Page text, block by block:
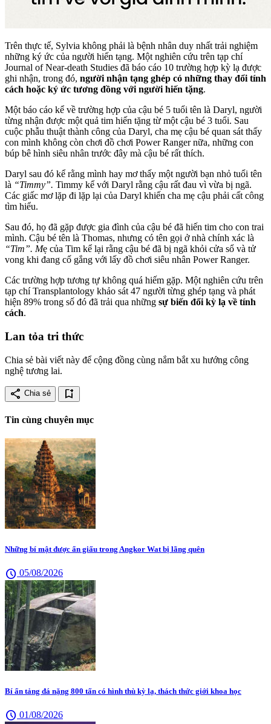
Trên thực tế, Sylvia không phải là bệnh nhân duy nhất trải nghiệm
những ký ức của người hiến tạng. Một nghiên cứu trên tạp chí
Journal of Near-death Studies đã báo cáo 10 trường hợp kỳ lạ được
ghi nhận, trong đó, người nhận tạng ghép có những thay đổi tính
cách hoặc ký ức tương đồng với người hiến tặng.
Một báo cáo kể về trường hợp của cậu bé 5 tuổi tên là Daryl, người
từng nhận được một quả tim hiến tặng từ một cậu bé 3 tuổi. Sau
cuộc phẫu thuật thành công của Daryl, cha mẹ cậu bé quan sát thấy
con mình không còn chơi đồ chơi Power Ranger nữa, những con
búp bê hình siêu nhân trước đây mà cậu bé rất thích.
Daryl sau đó kể rằng mình hay mơ thấy một người bạn nhỏ tuổi tên
là “Timmy”. Timmy kể với Daryl rằng cậu rất đau vì vừa bị ngã.
Các giấc mơ lặp đi lặp lại của Daryl khiến cha mẹ cậu phải cất công
tìm hiểu.
Sau đó, họ đã gặp được gia đình của cậu bé đã hiến tim cho con trai
mình. Cậu bé tên là Thomas, nhưng có tên gọi ở nhà chính xác là
“Tim”. Mẹ của Tim kể lại rằng cậu bé đã bị ngã khỏi cửa sổ và tử
vong khi đang cố gắng với lấy đồ chơi siêu nhân Power Ranger.
Các trường hợp tương tự không quá hiếm gặp. Một nghiên cứu trên
tạp chí Transplantology khảo sát 47 người từng ghép tạng và phát
hiện 89% trong số đó đã trải qua những sự biến đổi kỳ lạ về tính
cách.
Lan tỏa tri thức
Chia sẻ bài viết này để cộng đồng cùng nắm bắt xu hướng công
nghệ tương lai.
share Chia sẻ bookmark_add
Tin cùng chuyên mục
Những bí mật được ẩn giấu trong Angkor Wat bị lãng quên
schedule 05/08/2026
Bí ẩn tảng đá nặng 800 tấn có hình thù kỳ lạ, thách thức giới khoa học
schedule 01/08/2026